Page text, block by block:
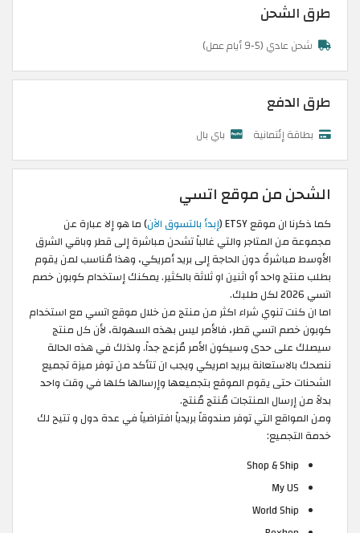
طرق الشحن
شحن عادي (5-9 أيام عمل)
طرق الدفع
بطاقة إئتمانية باي بال
الشحن من موقع اتسي
كما ذكرنا ان موقع ETSY ( إبدأ بالتسوق الآن) ما هو إلا عبارة عن
مجموعة من المتاجر والتي غالباً تشحن مباشرة إلى قطر وباقي الشرق
الأوسط مباشرةً دون الحاجة إلى بريد أمريكي، وهذا مُناسب لمن يقوم
بطلب منتج واحد أو اثنين او ثلاثة بالكثير. يمكنك إستخدام كوبون خصم
اتسي 2026 لكل طلبك.
اما ان كنت تنوي شراء اكثر من منتج من خلال موقع اتسي مع استخدام
كوبون خصم اتسي قطر، فالأمر ليس بهذه السهولة، لأن كل منتج
سيصلك على حدى وسيكون الأمر مُزعج جداً. ولذلك في هذه الحالة
ننصحك بالاستعانة ببريد امريكي ويجب ان تتأكد من توفر ميزة تجميع
الشحنات حتى يقوم الموقع بتجميعها وإرسالها كلها في وقت واحد
بدلاً من إرسال المنتجات مُنتج مُنتج.
ومن المواقع التي توفر صندوقاً بريدياً افتراضياً في عدة دول و تتيح لك
خدمة التجميع:
Shop & Ship
My US
World Ship